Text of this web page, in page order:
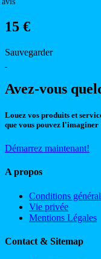
15 €
Sauvegarder
Avez-vous
Louez vos produits et
que vous pouvez l'imaginer
Démarrez maintenant!
A propos
Conditions
Vie privée
Mentions Légales
Contact & Sitemap